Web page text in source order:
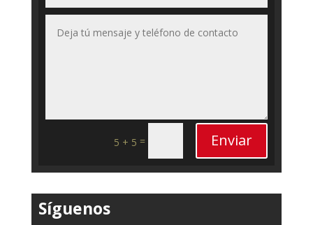
5 + 5 = Enviar
Síguenos